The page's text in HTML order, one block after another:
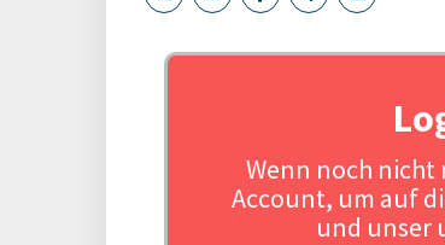
Wenn noch nicht
Account, um auf
und unser